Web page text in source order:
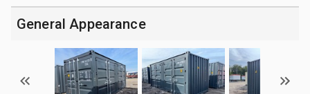
General Appearance